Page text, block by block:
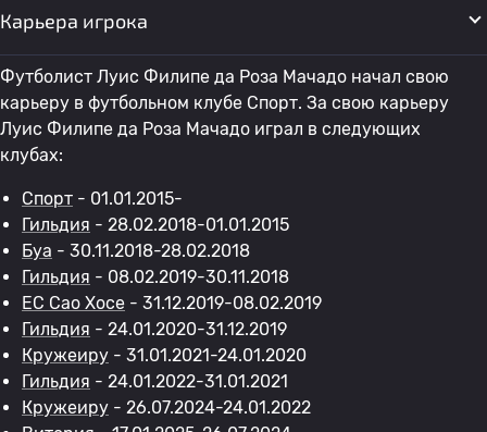
Карьера игрока
Футболист Луис Филипе да Роза Мачадо начал свою
карьеру в футбольном клубе Спорт. За свою карьеру
Луис Филипе да Роза Мачадо играл в следующих
клубах:
Спорт - 01.01.2015-
Гильдия - 28.02.2018-01.01.2015
Буа - 30.11.2018-28.02.2018
Гильдия - 08.02.2019-30.11.2018
EC Сао Хосе - 31.12.2019-08.02.2019
Гильдия - 24.01.2020-31.12.2019
Кружеиру - 31.01.2021-24.01.2020
Гильдия - 24.01.2022-31.01.2021
Кружеиру - 26.07.2024-24.01.2022